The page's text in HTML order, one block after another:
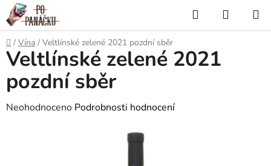
Přejít
na
obsah
Hledat
KOŠÍK
Domů
/ Vína / Veltlínské zelené 2021 pozdní sběr
Veltlínské zelené 2021
pozdní sběr
Průměrné
Neohodnoceno Podrobnosti hodnocení